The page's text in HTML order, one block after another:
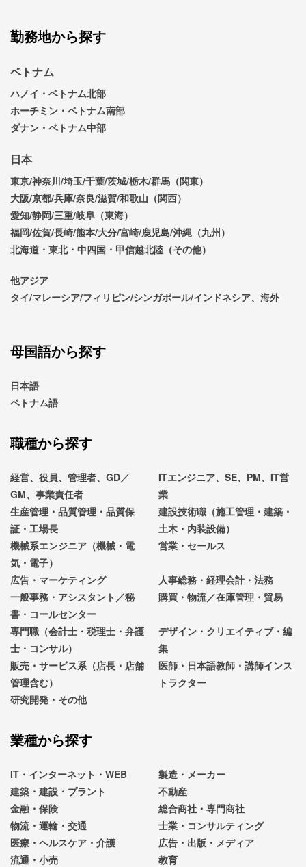
勤務地から探す
ベトナム
ハノイ・ベトナム北部
ホーチミン・ベトナム南部
ダナン・ベトナム中部
日本
東京/神奈川/埼玉/千葉/茨城/栃木/群馬（関東）
大阪/京都/兵庫/奈良/滋賀/和歌山（関西）
愛知/静岡/三重/岐阜（東海）
福岡/佐賀/長崎/熊本/大分/宮崎/鹿児島/沖縄（九州）
北海道・東北・中四国・甲信越北陸（その他）
他アジア
タイ/マレーシア/フィリピン/シンガポール/インドネシア、海外
母国語から探す
日本語
ベトナム語
職種から探す
経営、役員、管理者、GD／
GM、事業責任者
ITエンジニア、SE、PM、IT営
業
生産管理・品質管理・品質保
証・工場長
建設技術職（施工管理・建築・
土木・内装設備）
機械系エンジニア（機械・電
気・電子）
営業・セールス
広告・マーケティング
人事総務・経理会計・法務
一般事務・アシスタント／秘
書・コールセンター
購買・物流／在庫管理・貿易
専門職（会計士・税理士・弁護
士・コンサル）
デザイン・クリエイティブ・編
集
販売・サービス系（店長・店舗
管理含む）
医師・日本語教師・講師インス
トラクター
研究開発・その他
業種から探す
IT・インターネット・WEB
製造・メーカー
建築・建設・プラント
不動産
金融・保険
総合商社・専門商社
物流・運輸・交通
士業・コンサルティング
医療・ヘルスケア・介護
広告・出版・メディア
流通・小売
教育